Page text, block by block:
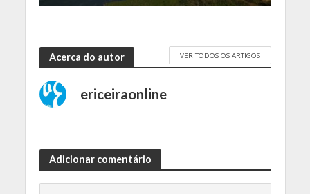
Acerca do autor VER TODOS OS ARTIGOS
ericeiraonline
Adicionar comentário